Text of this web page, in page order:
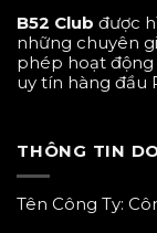
B52 Club được
những chuyên
phép hoạt
uy tín hàng đầu
THÔNG TIN
Tên Công Ty: